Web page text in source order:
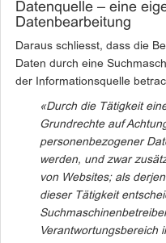
Datenquelle – eine
Datenbearbeitung
Daraus schliesst, dass die
Daten durch eine
der Informationsquelle
«Durch die Tätigkeit
Grundrechte auf
personenbezogener
werden, und zwar
von Websites; als
dieser Tätigkeit
Verantwortungsbereich